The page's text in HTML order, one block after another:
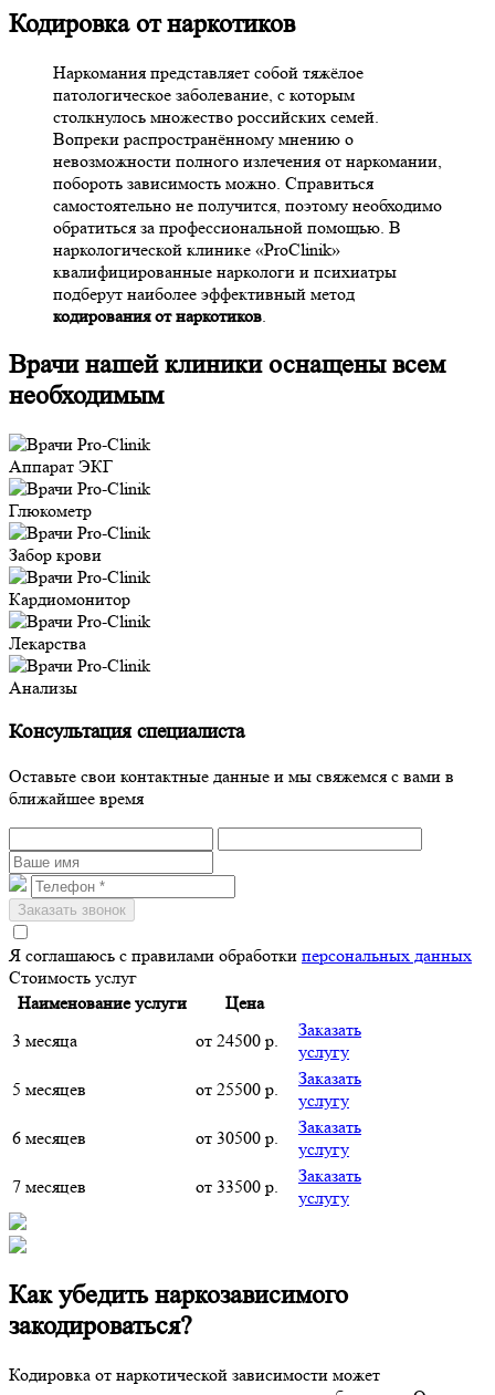
Кодировка от наркотиков
Наркомания представляет собой тяжёлое
патологическое заболевание, с которым
столкнулось множество российских семей.
Вопреки распространённому мнению о
невозможности полного излечения от наркомании,
побороть зависимость можно. Справиться
самостоятельно не получится, поэтому необходимо
обратиться за профессиональной помощью. В
наркологической клинике «ProClinik»
квалифицированные наркологи и психиатры
подберут наиболее эффективный метод
кодирования от наркотиков.
Врачи нашей клиники оснащены всем
необходимым
Аппарат ЭКГ
Глюкометр
Забор крови
Кардиомонитор
Лекарства
Анализы
Консультация специалиста
Оставьте свои контактные данные и мы свяжемся с вами в
ближайшее время
Я соглашаюсь с правилами обработки персональных данных
Стоимость услуг
Наименование услуги
Цена
3 месяца
от 24500 р.
Заказать
услугу
5 месяцев
от 25500 р.
Заказать
услугу
6 месяцев
от 30500 р.
Заказать
услугу
7 месяцев
от 33500 р.
Заказать
услугу
Как убедить наркозависимого
закодироваться?
Кодировка от наркотической зависимости может